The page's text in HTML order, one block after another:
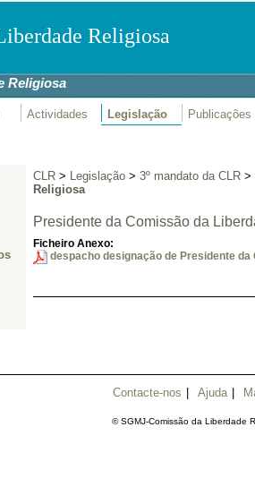
Religiosa
Religiosa
Actividades Legislação Publicações
CLR> Legislação> 3º mandato da CLR>
Religiosa
Presidente da Comissão da
Ficheiro Anexo:
despacho designação de Presidente da
Contacte-nos Ajuda
© SGMJ-Comissão da Liberdade